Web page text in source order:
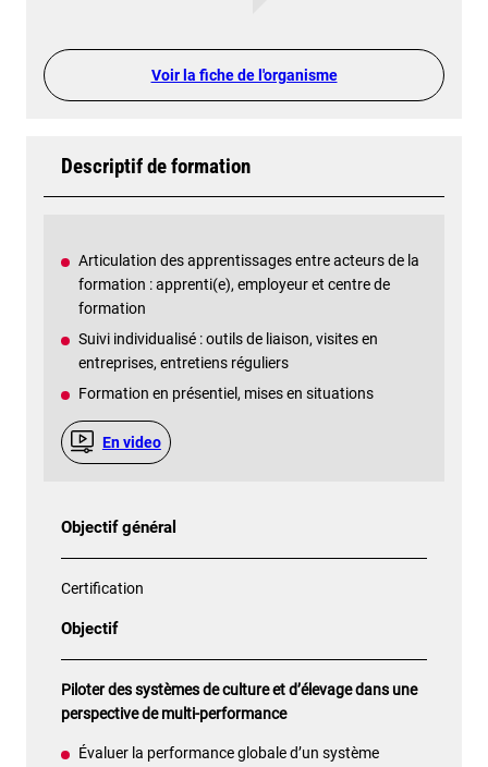
Voir la fiche de l'organisme
Descriptif de formation
Articulation des apprentissages entre acteurs de la
formation : apprenti(e), employeur et centre de
formation
Suivi individualisé : outils de liaison, visites en
entreprises, entretiens réguliers
Formation en présentiel, mises en situations
En video
Objectif général
Certification
Objectif
Piloter des systèmes de culture et d’élevage dans une
perspective de multi-performance
Évaluer la performance globale d’un système